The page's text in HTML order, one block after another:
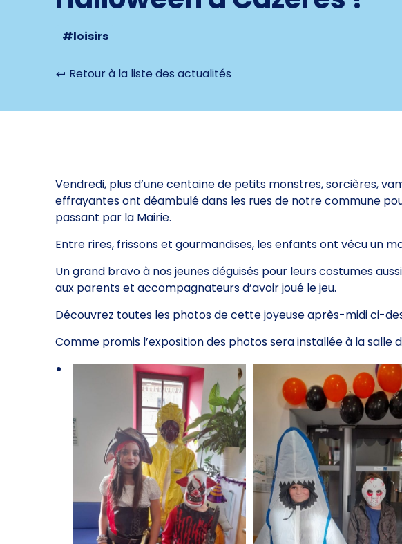
#loisirs
Retour à la liste des actualités
Vendredi, plus d’une centaine de petits monstres, sorcières,
effrayantes ont déambulé dans les rues de notre commune
passant par la Mairie.
Entre rires, frissons et gourmandises, les enfants ont vécu un
Un grand bravo à nos jeunes déguisés pour leurs costumes
aux parents et accompagnateurs d’avoir joué le jeu.
Découvrez toutes les photos de cette joyeuse après-midi ci-
Comme promis l’exposition des photos sera installée à la salle